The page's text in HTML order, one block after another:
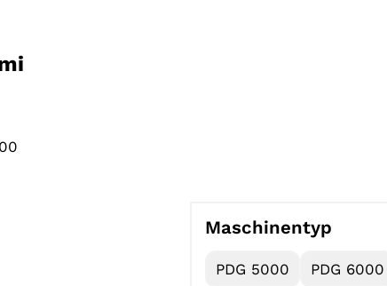
Maschinentyp
PDG 5000 PDG 6000